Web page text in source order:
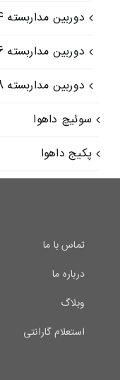
دوربین مداربسته 4 مگاپیکسل تحت شبکه داهوا
دوربین مداربسته 6 مگاپیکسل تحت شبکه داهوا
دوربین مداربسته 8 مگاپیکسل تحت شبکه داهوا
سوئیچ داهوا
پکیج داهوا
تماس با ما
درباره ما
وبلاگ
استعلام گارانتی